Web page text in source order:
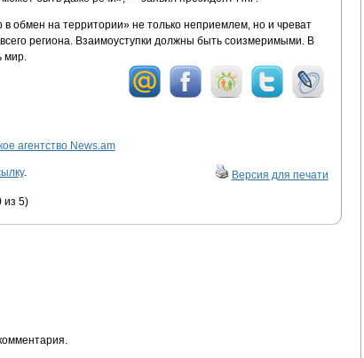
обмен на территории» не только неприемлем, но и чреват
региона. Взаимоуступки должны быть соизмеримыми. В
мир.
агентство News.am
. Версия для печати
из 5)